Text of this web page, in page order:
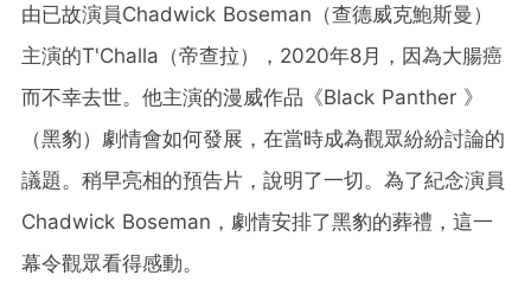
由已故演員Chadwick Boseman（查德威克鮑斯曼）
主演的T'Challa（帝查拉），2020年8月，因為大腸癌
而不幸去世。他主演的漫威作品《Black Panther 》
（黑豹）劇情會如何發展，在當時成為觀眾紛紛討論的
議題。稍早亮相的預告片，說明了一切。為了紀念演員
Chadwick Boseman，劇情安排了黑豹的葬禮，這一
幕令觀眾看得感動。